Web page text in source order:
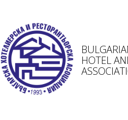
HOTEL